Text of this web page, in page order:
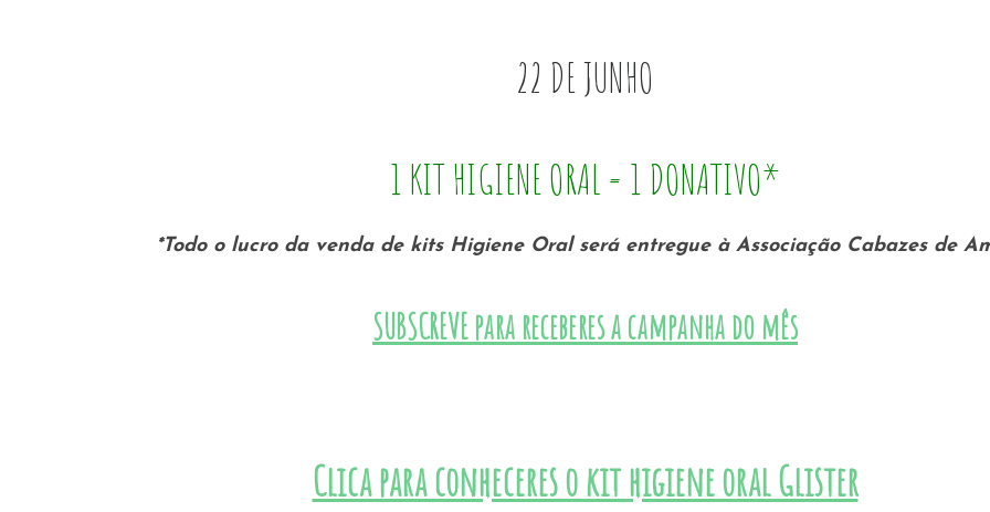
22 DE JUNHO
1 KIT HIGIENE ORAL = 1 DONATIVO*
*Todo o lucro da venda de kits Higiene Oral será entregue à Associação Cabazes de
SUBSCREVE para receberes a campanha do mês
Clica para conheceres o kit higiene oral Glister